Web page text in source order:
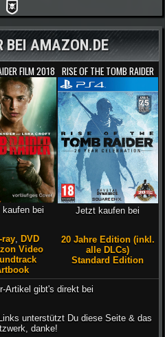
BEI AMAZON.DE
FILM 2018
bei
ray DVD
Video
RISE OF THE TOMB RAIDER
Jetzt kaufen bei
20 Jahre Edition (inkl.
alle DLCs)
Standard Edition
Artikel gibt's direkt bei
unterstützt Du diese Seite & das
danke!